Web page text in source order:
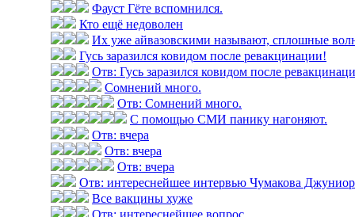
Фауст Гёте вспомнился.
Кто ещё недоволен
Их уже айвазовскими называют, сплошные
Гусь заразился ковидом после ревакцинации!
Отв: Гусь заразился ковидом после
Сомнений много.
Отв: Сомнений много.
С помощью СМИ панику нагоняют.
Отв: вчера
Отв: вчера
Отв: вчера
Отв: интереснейшее интервью Чумакова
Все вакцины хуже
Отв: интереснейшее вопрос